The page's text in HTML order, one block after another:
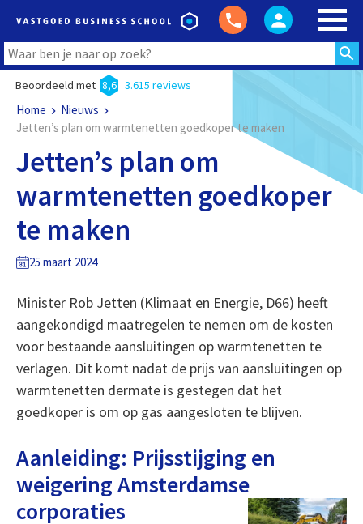
Beoordeeld met 8,6 3.615 reviews
Home
Nieuws
Jetten’s plan om warmtenetten goedkoper te maken
Jetten’s plan om
warmtenetten goedkoper
te maken
25 maart 2024
Minister Rob Jetten (Klimaat en Energie, D66) heeft
aangekondigd maatregelen te nemen om de kosten
voor bestaande aansluitingen op warmtenetten te
verlagen. Dit komt nadat de prijs van aansluitingen op
warmtenetten dermate is gestegen dat het
goedkoper is om op gas aangesloten te blijven.
Aanleiding: Prijsstijging en
weigering Amsterdamse
corporaties